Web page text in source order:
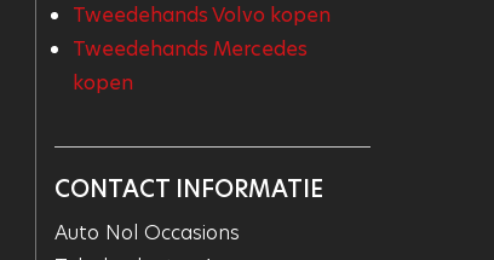
Tweedehands Volvo kopen
Tweedehands Mercedes
kopen
CONTACT INFORMATIE
Auto Nol Occasions